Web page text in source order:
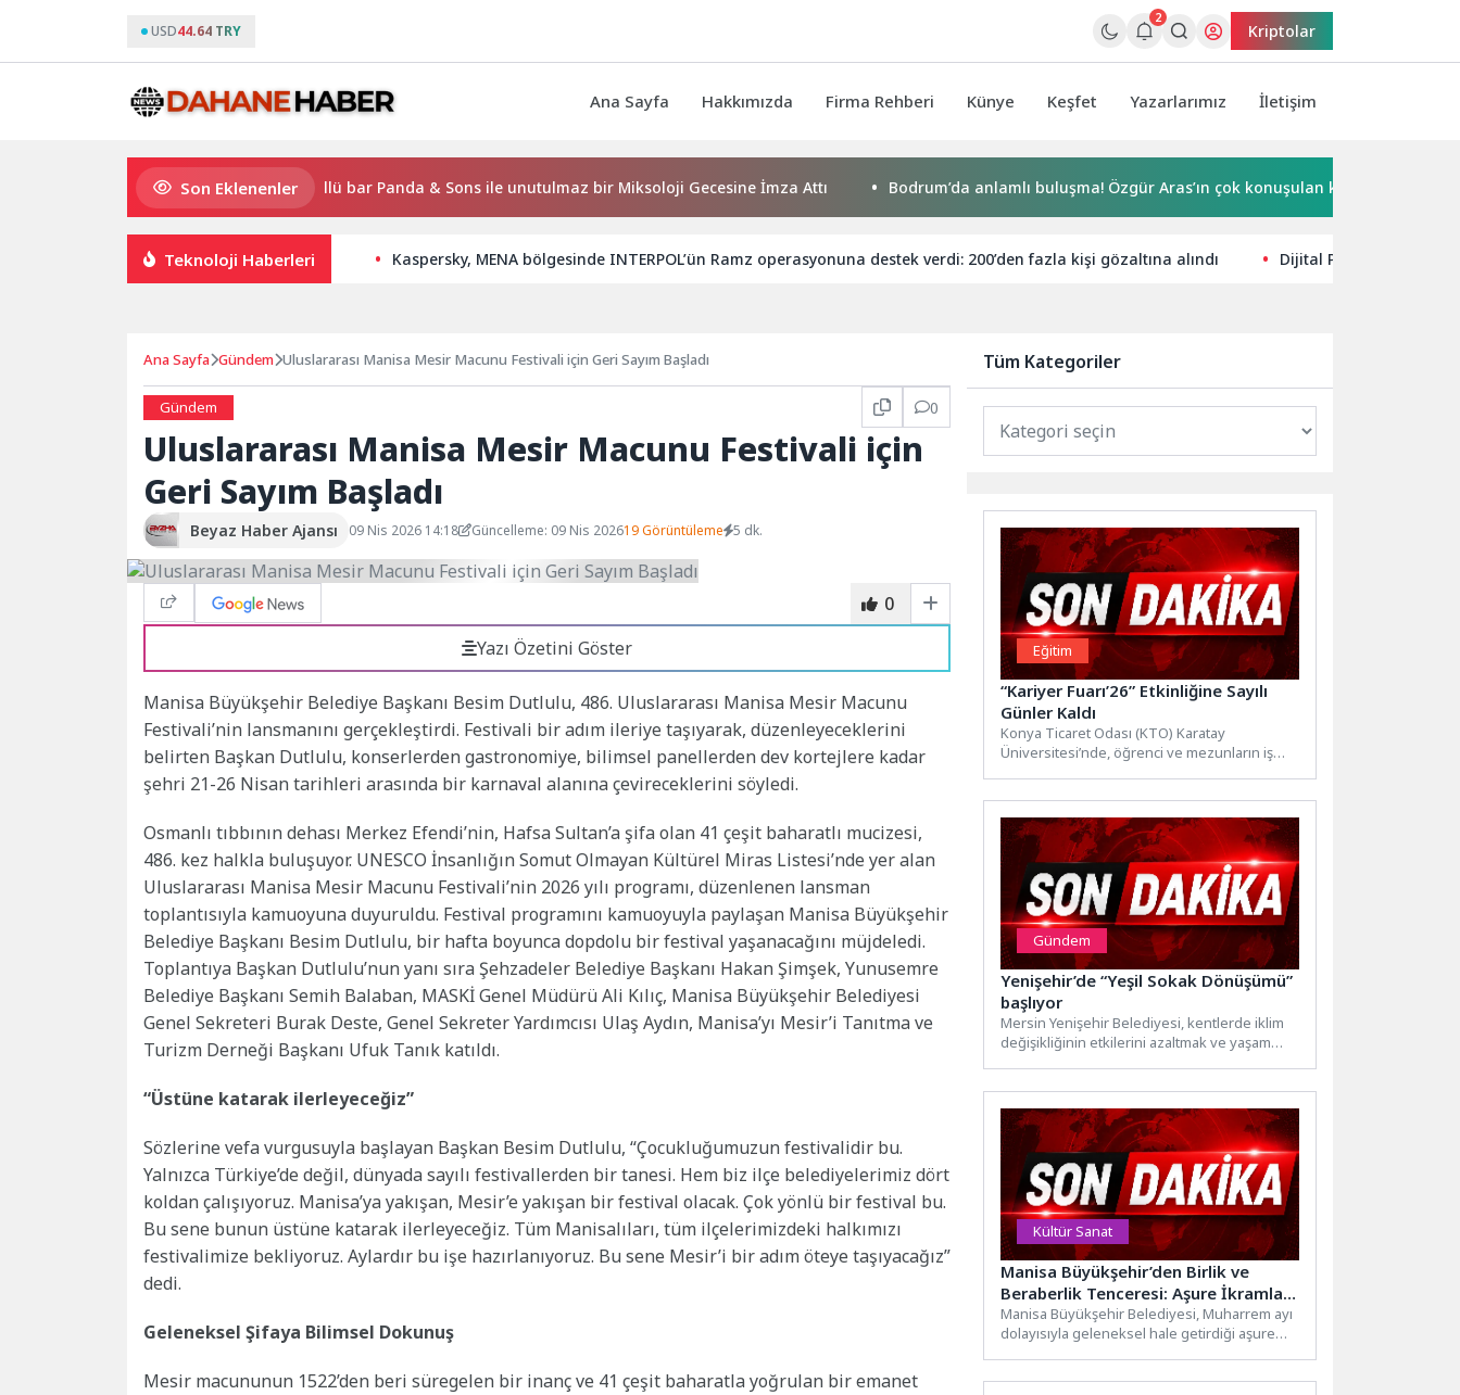
USD44.64 TRY
2
Kriptolar
Ana Sayfa Hakkımızda Firma Rehberi Künye Keşfet Yazarlarımız İletişim
Son Eklenenler
Gloria Hotels & Resorts, Ödüllü bar Panda & Sons ile unutulmaz bir Miksoloji Gecesine İmza Attı Bodrum’da anlamlı buluşma! Özgür Aras’ın çok konuşulan kitabı yeni baskısını
Teknoloji Haberleri Kaspersky, MENA bölgesinde INTERPOL’ün Ramz operasyonuna destek verdi: 200’den fazla kişi gözaltına alındı Dijital Pazarlamada
Ana Sayfa Gündem Uluslararası Manisa Mesir Macunu Festivali için Geri Sayım Başladı
Gündem 0
Uluslararası Manisa Mesir Macunu Festivali için
Geri Sayım Başladı
Beyaz Haber Ajansı 09 Nis 2026 14:18 Güncelleme: 09 Nis 202619 Görüntüleme 5 dk.
0
Yazı Özetini Göster
Manisa Büyükşehir Belediye Başkanı Besim Dutlulu, 486. Uluslararası Manisa Mesir Macunu
Festivali’nin lansmanını gerçekleştirdi. Festivali bir adım ileriye taşıyarak, düzenleyeceklerini
belirten Başkan Dutlulu, konserlerden gastronomiye, bilimsel panellerden dev kortejlere kadar
şehri 21-26 Nisan tarihleri arasında bir karnaval alanına çevireceklerini söyledi.
Osmanlı tıbbının dehası Merkez Efendi’nin, Hafsa Sultan’a şifa olan 41 çeşit baharatlı mucizesi,
486. kez halkla buluşuyor. UNESCO İnsanlığın Somut Olmayan Kültürel Miras Listesi’nde yer alan
Uluslararası Manisa Mesir Macunu Festivali’nin 2026 yılı programı, düzenlenen lansman
toplantısıyla kamuoyuna duyuruldu. Festival programını kamuoyuyla paylaşan Manisa Büyükşehir
Belediye Başkanı Besim Dutlulu, bir hafta boyunca dopdolu bir festival yaşanacağını müjdeledi.
Toplantıya Başkan Dutlulu’nun yanı sıra Şehzadeler Belediye Başkanı Hakan Şimşek, Yunusemre
Belediye Başkanı Semih Balaban, MASKİ Genel Müdürü Ali Kılıç, Manisa Büyükşehir Belediyesi
Genel Sekreteri Burak Deste, Genel Sekreter Yardımcısı Ulaş Aydın, Manisa’yı Mesir’i Tanıtma ve
Turizm Derneği Başkanı Ufuk Tanık katıldı.
“Üstüne katarak ilerleyeceğiz”
Sözlerine vefa vurgusuyla başlayan Başkan Besim Dutlulu, “Çocukluğumuzun festivalidir bu.
Yalnızca Türkiye’de değil, dünyada sayılı festivallerden bir tanesi. Hem biz ilçe belediyelerimiz dört
koldan çalışıyoruz. Manisa’ya yakışan, Mesir’e yakışan bir festival olacak. Çok yönlü bir festival bu.
Bu sene bunun üstüne katarak ilerleyeceğiz. Tüm Manisalıları, tüm ilçelerimizdeki halkımızı
festivalimize bekliyoruz. Aylardır bu işe hazırlanıyoruz. Bu sene Mesir’i bir adım öteye taşıyacağız”
dedi.
Geleneksel Şifaya Bilimsel Dokunuş
Mesir macununun 1522’den beri süregelen bir inanç ve 41 çeşit baharatla yoğrulan bir emanet
Tüm Kategoriler
Eğitim
“Kariyer Fuarı’26” Etkinliğine Sayılı
Günler Kaldı
Konya Ticaret Odası (KTO) Karatay
Üniversitesi’nde, öğrenci ve mezunların iş
Gündem
Yenişehir’de “Yeşil Sokak Dönüşümü”
başlıyor
Mersin Yenişehir Belediyesi, kentlerde iklim
değişikliğinin etkilerini azaltmak ve yaşam
Kültür Sanat
Manisa Büyükşehir’den Birlik ve
Beraberlik Tenceresi: Aşure İkramları
Soma ve Akhisar ile Başladı
Manisa Büyükşehir Belediyesi, Muharrem ayı
dolayısıyla geleneksel hale getirdiği aşure